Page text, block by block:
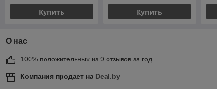
Купить Купить
О нас
100% положительных из 9 отзывов за год
Компания продает на Deal.by